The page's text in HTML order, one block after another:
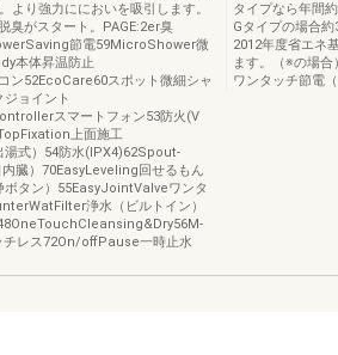
より強力ににおいを吸引します。
臭がスタート。PAGE:2er臭
節電59MicroShower微
本体昇温防止
52EcoCare60スポット微細シャ
ョイント
スマートフォン53防火(V
上面施工
式）54防水(IPX4)62Spout-
臓）70EasyLeveling回せるもん
タン）55EasyJointValveワンタ
浄水（ビルトイン）
レス72On/oﬀPause一時止水
タイプなら年間
Gタイプの場合
2012年度省エネ
ます。（※の場
ワンタッチ節電